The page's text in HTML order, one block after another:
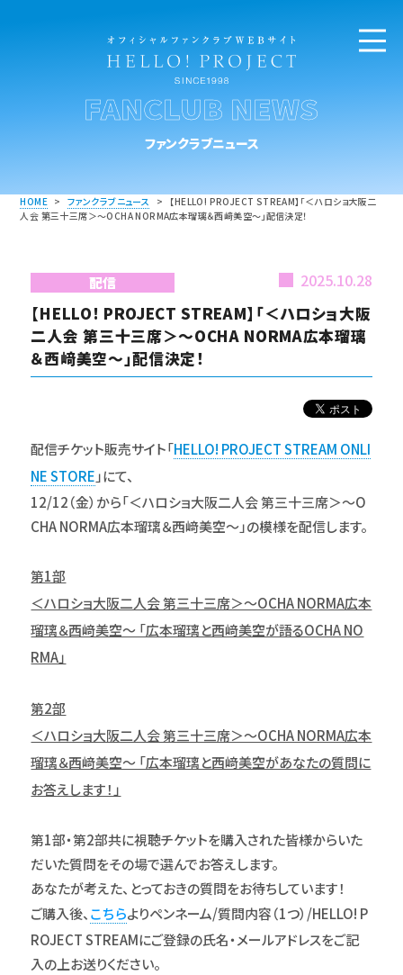
FANCLUB NEWS
ファンクラブニュース
HOME > ファンクラブニュース >
【HELLO! PROJECT STREAM】「＜ハロショ大阪二
人会 第三十三席＞～OCHA NORMA広本瑠璃＆西﨑美空～」配信決定！
配信 2025.10.28
【HELLO! PROJECT STREAM】「＜ハロショ大阪
二人会 第三十三席＞～OCHA NORMA広本瑠璃
＆西﨑美空～」配信決定！
配信チケット販売サイト「HELLO! PROJECT STREAM ONLI
NE STORE」にて、
12/12（金）から「＜ハロショ大阪二人会 第三十三席＞～O
CHA NORMA広本瑠璃＆西﨑美空～」の模様を配信します。
第1部
＜ハロショ大阪二人会 第三十三席＞～OCHA NORMA広本
瑠璃＆西﨑美空～ 「広本瑠璃と西﨑美空が語るOCHA NO
RMA」
第2部
＜ハロショ大阪二人会 第三十三席＞～OCHA NORMA広本
瑠璃＆西﨑美空～ 「広本瑠璃と西﨑美空があなたの質問に
お答えします！」
第1部・第2部共に視聴チケットを購入された皆様からいた
だいた質問をその場で選んでお答えします。
あなたが考えた、とっておきの質問をお待ちしています！
ご購入後、こちらよりペンネーム/質問内容（1つ）/HELLO! P
ROJECT STREAMにご登録の氏名・メールアドレスをご記
入の上お送りください。